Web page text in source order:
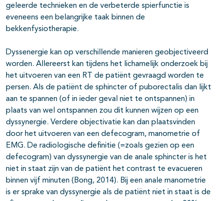
geleerde technieken en de verbeterde spierfunctie is
eveneens een belangrijke taak binnen de
bekkenfysiotherapie.
Dyssenergie kan op verschillende manieren geobjectiveerd
worden. Allereerst kan tijdens het lichamelijk onderzoek bij
het uitvoeren van een RT de patiënt gevraagd worden te
persen. Als de patiënt de sphincter of puborectalis dan lijkt
aan te spannen (of in ieder geval niet te ontspannen) in
plaats van wel ontspannen zou dit kunnen wijzen op een
dyssynergie. Verdere objectivatie kan dan plaatsvinden
door het uitvoeren van een defecogram, manometrie of
EMG. De radiologische definitie (=zoals gezien op een
defecogram) van dyssynergie van de anale sphincter is het
niet in staat zijn van de patiënt het contrast te evacueren
binnen vijf minuten (Bong, 2014). Bij een anale manometrie
is er sprake van dyssynergie als de patiënt niet in staat is de